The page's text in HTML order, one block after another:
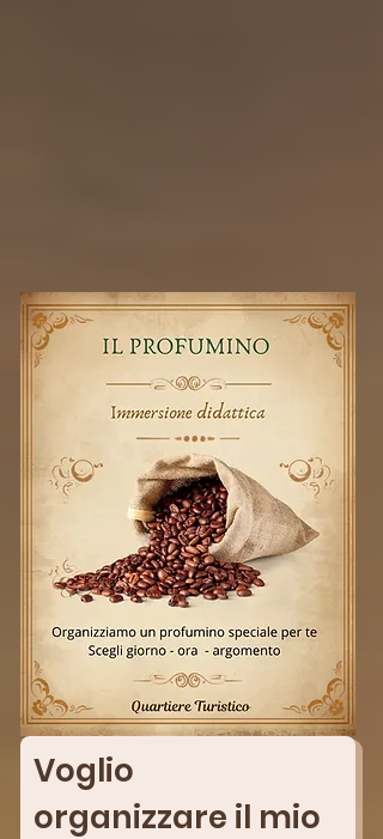
Voglio
organizzare il mio